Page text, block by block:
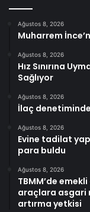
Ağustos 8, 2026
Muharrem
Ağustos 8, 2026
Hız Sınırına
Sağlıyor
Ağustos 8, 2026
İlaç
Ağustos 8, 2026
Evine tadilat
para buldu
Ağustos 8, 2026
TBMM’de
araçlara asgari
artırma yetkisi